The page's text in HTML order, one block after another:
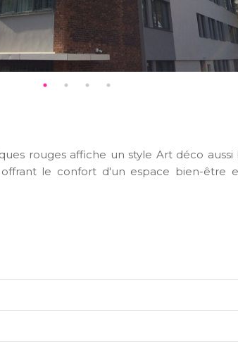
rouges affiche un style Art déco
le confort d'un espace bien-être